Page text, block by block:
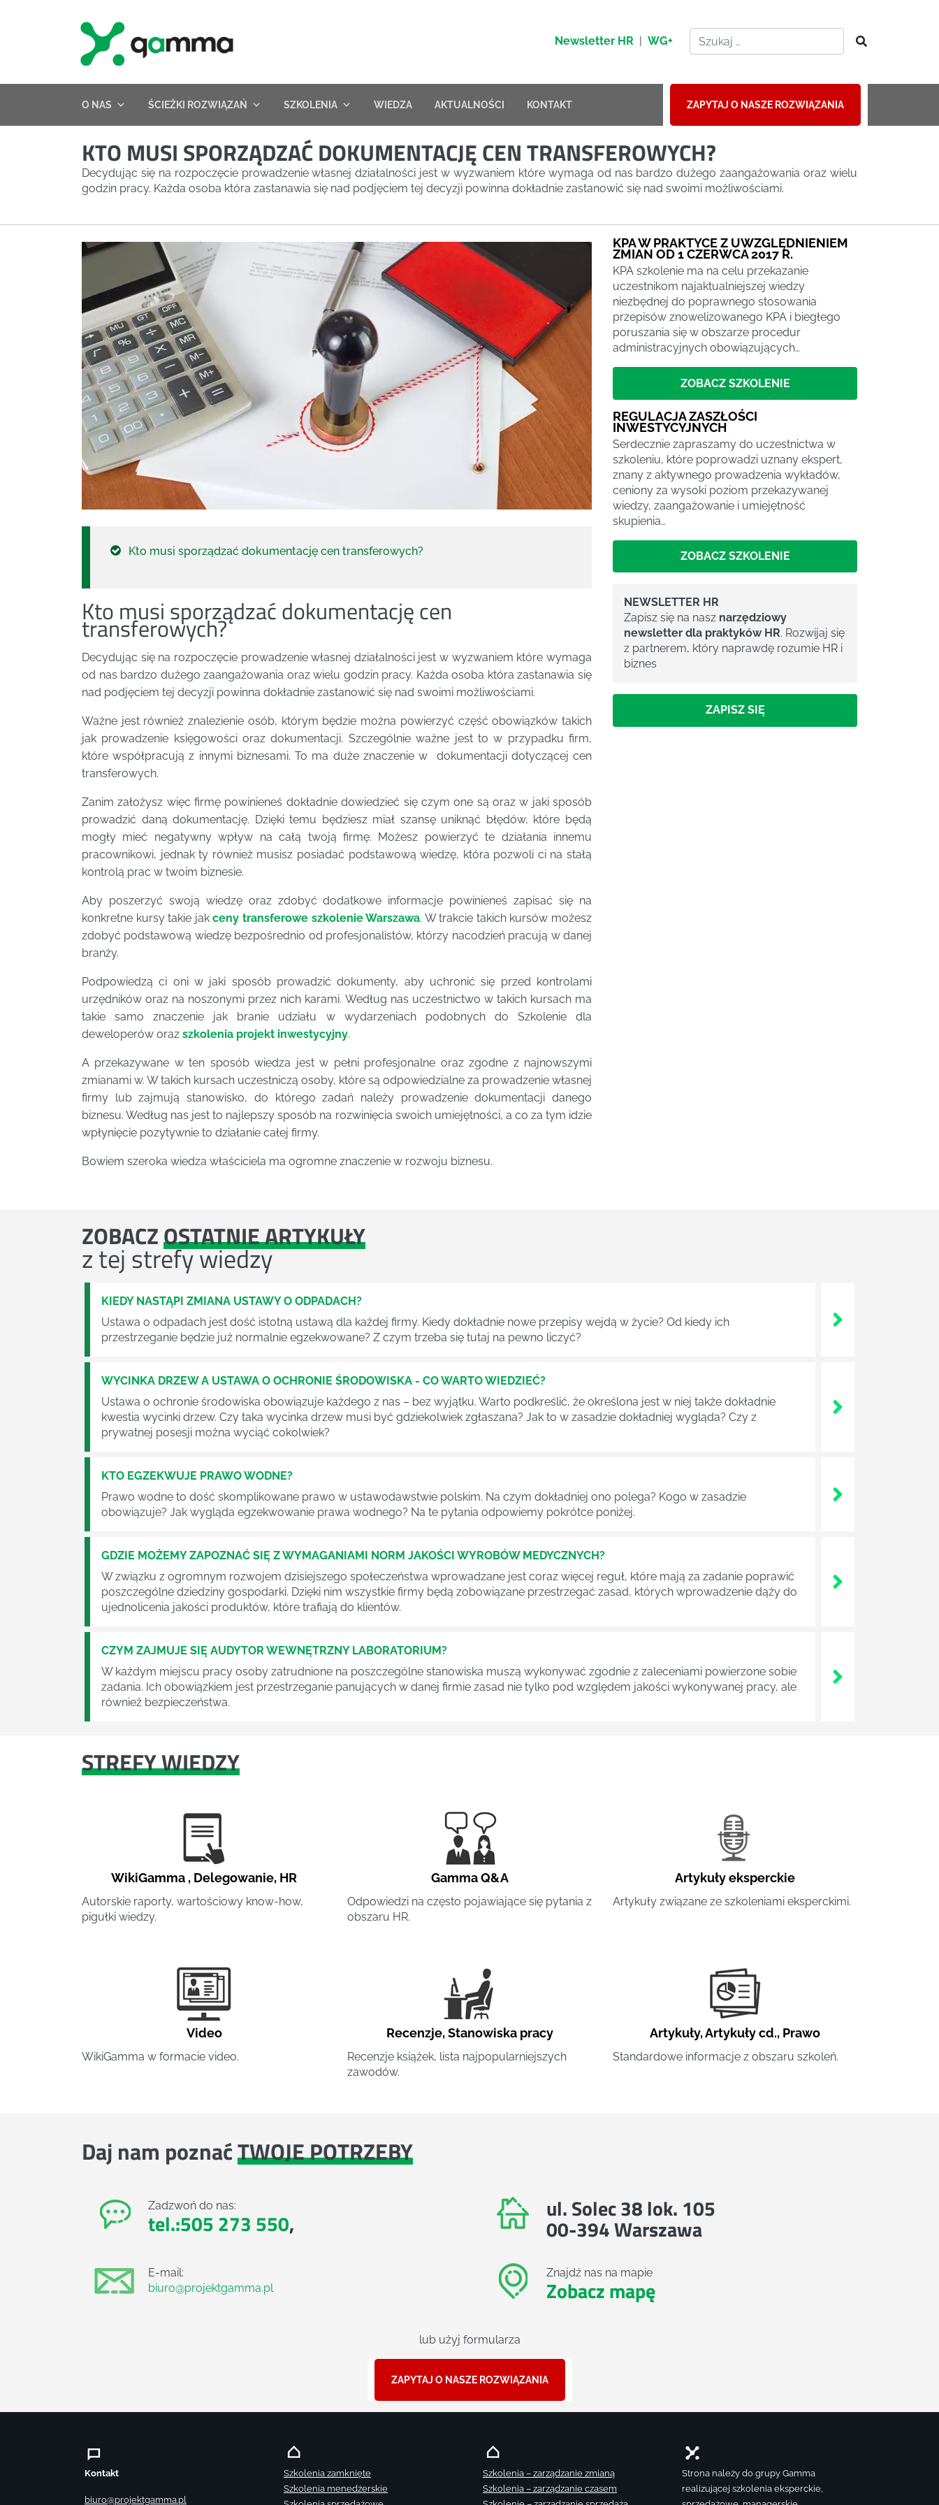
Newsletter HR | WG+
O NAS ŚCIEŻKI ROZWIĄZAŃ SZKOLENIA WIEDZA AKTUALNOŚCI KONTAKT ZAPYTAJ O NASZE ROZWIĄZANIA
KTO MUSI SPORZĄDZAĆ DOKUMENTACJĘ CEN TRANSFEROWYCH?
Decydując się na rozpoczęcie prowadzenie własnej działalności jest w wyzwaniem które wymaga od nas bardzo dużego zaangażowania oraz wielu
godzin pracy. Każda osoba która zastanawia się nad podjęciem tej decyzji powinna dokładnie zastanowić się nad swoimi możliwościami.
Kto musi sporządzać dokumentację cen transferowych?
Kto musi sporządzać dokumentację cen
transferowych?
Decydując się na rozpoczęcie prowadzenie własnej działalności jest w wyzwaniem które wymaga
od nas bardzo dużego zaangażowania oraz wielu godzin pracy. Każda osoba która zastanawia się
nad podjęciem tej decyzji powinna dokładnie zastanowić się nad swoimi możliwościami.
Ważne jest również znalezienie osób, którym będzie można powierzyć część obowiązków takich
jak prowadzenie księgowości oraz dokumentacji. Szczególnie ważne jest to w przypadku firm,
które współpracują z innymi biznesami. To ma duże znaczenie w dokumentacji dotyczącej cen
transferowych.
Zanim założysz więc firmę powinieneś dokładnie dowiedzieć się czym one są oraz w jaki sposób
prowadzić daną dokumentację. Dzięki temu będziesz miał szansę uniknąć błędów, które będą
mogły mieć negatywny wpływ na całą twoją firmę. Możesz powierzyć te działania innemu
pracownikowi, jednak ty również musisz posiadać podstawową wiedzę, która pozwoli ci na stałą
kontrolą prac w twoim biznesie.
Aby poszerzyć swoją wiedzę oraz zdobyć dodatkowe informacje powinieneś zapisać się na
konkretne kursy takie jakceny transferowe szkolenie Warszawa. W trakcie takich kursów możesz
zdobyć podstawową wiedzę bezpośrednio od profesjonalistów, którzy nacodzień pracują w danej
branży.
Podpowiedzą ci oni w jaki sposób prowadzić dokumenty, aby uchronić się przed kontrolami
urzędników oraz na noszonymi przez nich karami. Według nas uczestnictwo w takich kursach ma
takie samo znaczenie jak branie udziału w wydarzeniach podobnych do Szkolenie dla
deweloperów oraz szkolenia projekt inwestycyjny.
A przekazywane w ten sposób wiedza jest w pełni profesjonalne oraz zgodne z najnowszymi
zmianami w. W takich kursach uczestniczą osoby, które są odpowiedzialne za prowadzenie własnej
firmy lub zajmują stanowisko, do którego zadań należy prowadzenie dokumentacji danego
biznesu. Według nas jest to najlepszy sposób na rozwinięcia swoich umiejętności, a co za tym idzie
wpłynięcie pozytywnie to działanie całej firmy.
Bowiem szeroka wiedza właściciela ma ogromne znaczenie w rozwoju biznesu.
KPA W PRAKTYCE Z UWZGLĘDNIENIEM
ZMIAN OD 1 CZERWCA 2017 R.
KPA szkolenie ma na celu przekazanie
uczestnikom najaktualniejszej wiedzy
niezbędnej do poprawnego stosowania
przepisów znowelizowanego KPA i biegłego
poruszania się w obszarze procedur
administracyjnych obowiązujących…
ZOBACZ SZKOLENIE
REGULACJA ZASZŁOŚCI
INWESTYCYJNYCH
Serdecznie zapraszamy do uczestnictwa w
szkoleniu, które poprowadzi uznany ekspert,
znany z aktywnego prowadzenia wykładów,
ceniony za wysoki poziom przekazywanej
wiedzy, zaangażowanie i umiejętność
skupienia…
ZOBACZ SZKOLENIE
NEWSLETTER HR
Zapisz się na nasz narzędziowy
newsletter dla praktyków HR. Rozwijaj się
z partnerem, który naprawdę rozumie HR i
biznes
ZAPISZ SIĘ
ZOBACZOSTATNIE ARTYKUŁY
z tej strefy wiedzy
KIEDY NASTĄPI ZMIANA USTAWY O ODPADACH?
Ustawa o odpadach jest dość istotną ustawą dla każdej firmy. Kiedy dokładnie nowe przepisy wejdą w życie? Od kiedy ich
przestrzeganie będzie już normalnie egzekwowane? Z czym trzeba się tutaj na pewno liczyć?
WYCINKA DRZEW A USTAWA O OCHRONIE ŚRODOWISKA - CO WARTO WIEDZIEĆ?
Ustawa o ochronie środowiska obowiązuje każdego z nas – bez wyjątku. Warto podkreślić, że określona jest w niej także dokładnie
kwestia wycinki drzew. Czy taka wycinka drzew musi być gdziekolwiek zgłaszana? Jak to w zasadzie dokładniej wygląda? Czy z
prywatnej posesji można wyciąć cokolwiek?
KTO EGZEKWUJE PRAWO WODNE?
Prawo wodne to dość skomplikowane prawo w ustawodawstwie polskim. Na czym dokładniej ono polega? Kogo w zasadzie
obowiązuje? Jak wygląda egzekwowanie prawa wodnego? Na te pytania odpowiemy pokrótce poniżej.
GDZIE MOŻEMY ZAPOZNAĆ SIĘ Z WYMAGANIAMI NORM JAKOŚCI WYROBÓW MEDYCZNYCH?
W związku z ogromnym rozwojem dzisiejszego społeczeństwa wprowadzane jest coraz więcej reguł, które mają za zadanie poprawić
poszczególne dziedziny gospodarki. Dzięki nim wszystkie firmy będą zobowiązane przestrzegać zasad, których wprowadzenie dąży do
ujednolicenia jakości produktów, które trafiają do klientów.
CZYM ZAJMUJE SIĘ AUDYTOR WEWNĘTRZNY LABORATORIUM?
W każdym miejscu pracy osoby zatrudnione na poszczególne stanowiska muszą wykonywać zgodnie z zaleceniami powierzone sobie
zadania. Ich obowiązkiem jest przestrzeganie panujących w danej firmie zasad nie tylko pod względem jakości wykonywanej pracy, ale
również bezpieczeństwa.
STREFY WIEDZY
WikiGamma , Delegowanie, HR
Autorskie raporty, wartościowy know-how,
pigułki wiedzy.
Gamma Q&A
Odpowiedzi na często pojawiające się pytania z
obszaru HR.
Artykuły eksperckie
Artykuły związane ze szkoleniami eksperckimi.
Video
WikiGamma w formacie video.
Recenzje,Stanowiska pracy
Recenzje książek, lista najpopularniejszych
zawodów.
Artykuły,Artykuły cd., Prawo
Standardowe informacje z obszaru szkoleń.
Daj nam poznaćTWOJE POTRZEBY
Zadzwoń do nas:
tel.:505 273 550,
E-mail:
biuro@projektgamma.pl
ul. Solec 38 lok. 105
00-394 Warszawa
Znajdź nas na mapie
Zobacz mapę
lub użyj formularza
ZAPYTAJ O NASZE ROZWIĄZANIA
Kontakt
biuro@projektgamma.pl
Szkolenia zamknięte
Szkolenia menedżerskie
Szkolenia – zarządzanie zmianą
Szkolenia – zarządzanie czasem
Strona należy do grupy Gamma
realizującej szkolenia eksperckie,